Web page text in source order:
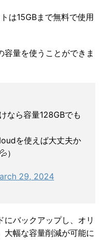
は15GBまで無料で使用
量を使うことができま
なら容量128GBでも
を使えば大丈夫か
）
29, 2024
バックアップし、オリ
大幅な容量削減が可能に